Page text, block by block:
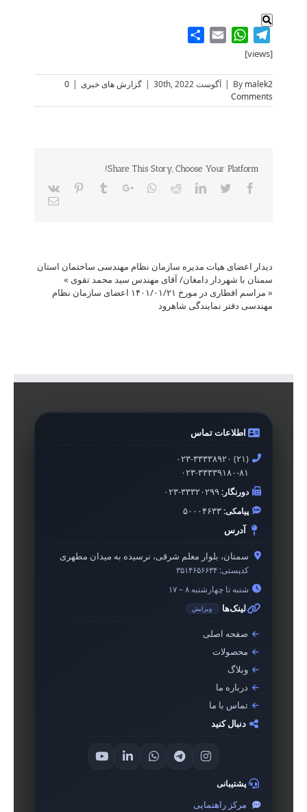
Telegram
WhatsApp
Email
[views]
By malek2
| آگوست 30th, 2022 | گزارش های خبری |
0
Comments
Share This Story, Choose Your Platform!
Facebook
Twitter
LinkedIn
Reddit
Whatsapp
Google+
Tumblr
Pinterest
Vk
Email
دیدار اعضای هیات مدیره سازمان نظام مهندسی ساختمان استان
سمنان با شهردار دامغان/ آقای مهندس سید محمد تقوی »
«
مراسم افطاری در مورخ ۱۴۰۱/۰۱/۲۱ اعضای سازمان نظام
مهندسی دفتر نمایندگی شاهرود
اطلاعات تماس
۰۲۳-۳۳۳۳۸۹۲۰ (۲۱)
۰۲۳-۳۳۳۳۹۱۸۰-۸۱
دورنگار:۰۲۳-۳۳۳۲۰۲۹۹
پیامکی:۵۰۰۰۴۶۳۳
آدرس
سمنان، بلوار معلم شرقی، نرسیده به میدان مطهری
کدپستی: ۳۵۱۴۶۵۶۶۳۴
شنبه تا چهارشنبه ۸ – ۱۷
لینک‌ها ویرایش
صفحه اصلی
محصولات
وبلاگ
درباره ما
تماس با ما
دنبال کنید
پشتیبانی
مرکز راهنمایی